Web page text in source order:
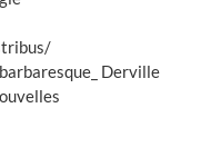
Derville